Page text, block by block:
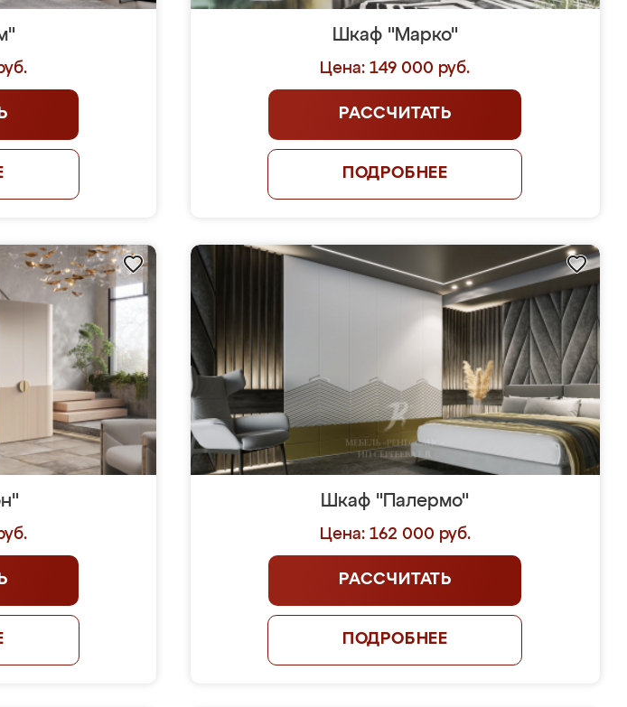
Шкаф "Марко"
Цена: 149 000 руб.
РАССЧИТАТЬ
ПОДРОБНЕЕ
Шкаф "Палермо"
Цена: 162 000 руб.
РАССЧИТАТЬ
ПОДРОБНЕЕ